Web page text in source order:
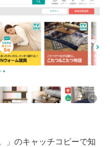
」のキャッチコピーで知